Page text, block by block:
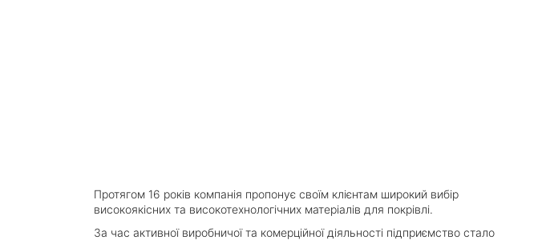
Протягом 16 років компанія пропонує своїм клієнтам широкий вибір
високоякісних та високотехнологічних матеріалів для покрівлі.
За час активної виробничої та комерційної діяльності підприємство стало